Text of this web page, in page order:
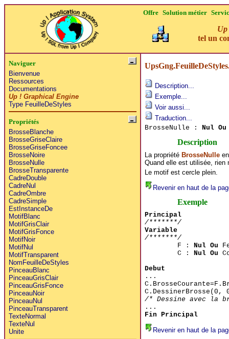
Offre Solution métier
Up
tel un
Naviguer
Bienvenue
Ressources
Documentations
Up ! Graphical Engine
Type FeuilleDeStyles
Propriétés
BrosseBlanche
BrosseGriseClaire
BrosseGriseFoncee
BrosseNoire
BrosseNulle
BrosseTransparente
CadreDouble
CadreNul
CadreOmbre
CadreSimple
EstInstanceDe
MotifBlanc
MotifGrisClair
MotifGrisFonce
MotifNoir
MotifNul
MotifTransparent
NomFeuilleDeStyles
PinceauBlanc
PinceauGrisClair
PinceauGrisFonce
PinceauNoir
PinceauNul
PinceauTransparent
TexteNormal
TexteNul
Unite
Description...
Exemple...
Voir aussi...
Traduction...
BrosseNulle : Nul Ou
Description
La propriété BrosseNulleen
Quand elle est utilisée, rien
Le motif est cercle plein.
Revenir en haut de la
Exemple
Principal
/*******/
Variable
/*******/
F : Nul Ou
C : Nul Ou
Debut
...
C.DessinerBrosse(0,
/* Dessine avec la
...
Fin Principal
Revenir en haut de la